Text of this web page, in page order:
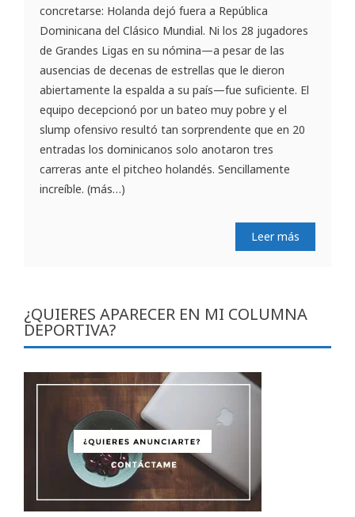
concretarse: Holanda dejó fuera a República
Dominicana del Clásico Mundial. Ni los 28 jugadores
de Grandes Ligas en su nómina—a pesar de las
ausencias de decenas de estrellas que le dieron
abiertamente la espalda a su país—fue suficiente. El
equipo decepcionó por un bateo muy pobre y el
slump ofensivo resultó tan sorprendente que en 20
entradas los dominicanos solo anotaron tres
carreras ante el pitcheo holandés. Sencillamente
increíble. (más…)
Leer más
¿QUIERES APARECER EN MI COLUMNA
DEPORTIVA?